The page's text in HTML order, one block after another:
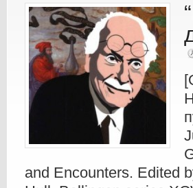
and Encounters. Edited